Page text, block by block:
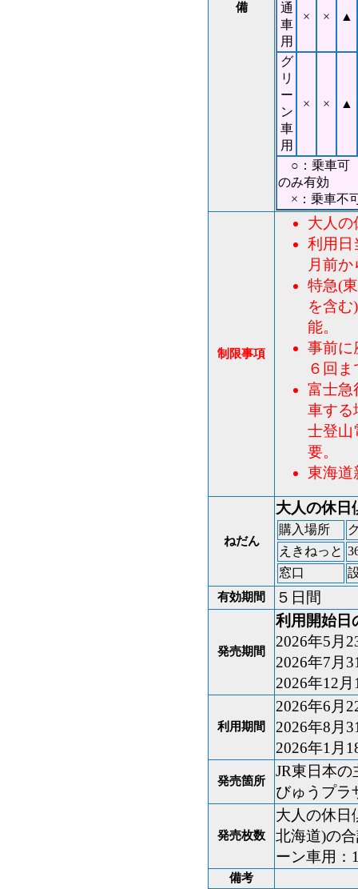
備
通
車
用
× × ▲
グ
リ
ー
ン
車
用
× × ▲
○：乗車可
のみ有効
×：乗車
制限事項
大人の
利用日
月前
特急(
を含
能。
事前に
６回
富士急
車する
士登山
要。
東海道
ねだん
大人の休日
購入場所
えきねっと
窓口
有効期間 ５日間
発売期間
利用開始日
2026年5月
2026年7月
2026年12
利用期間
2026年6月
2026年8月
2026年1月
発売箇所
JR東日本
びゅうプラ
発売枚数
大人の休日
北海道)の
ーン車用：
備考